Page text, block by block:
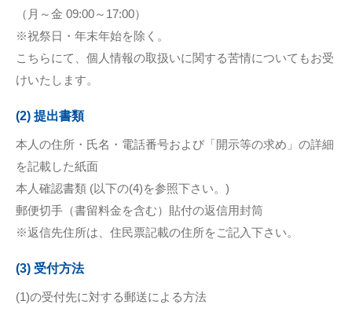
（月～金 09:00～17:00）
※祝祭日・年末年始を除く。
こちらにて、個人情報の取扱いに関する苦情についてもお受
けいたします。
(2) 提出書類
本人の住所・氏名・電話番号および「開示等の求め」の詳細
を記載した紙面
本人確認書類 (以下の(4)を参照下さい。)
郵便切手（書留料金を含む）貼付の返信用封筒
※返信先住所は、住民票記載の住所をご記入下さい。
(3) 受付方法
(1)の受付先に対する郵送による方法